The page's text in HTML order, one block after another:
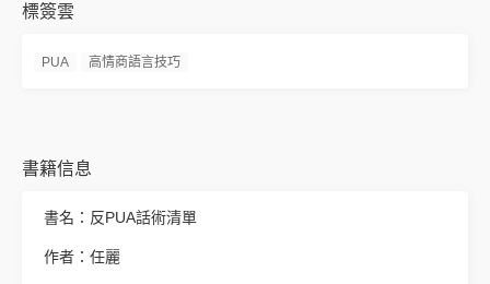
標簽雲
PUA 高情商語言技巧
書籍信息
書名：反PUA話術清單
作者：任麗